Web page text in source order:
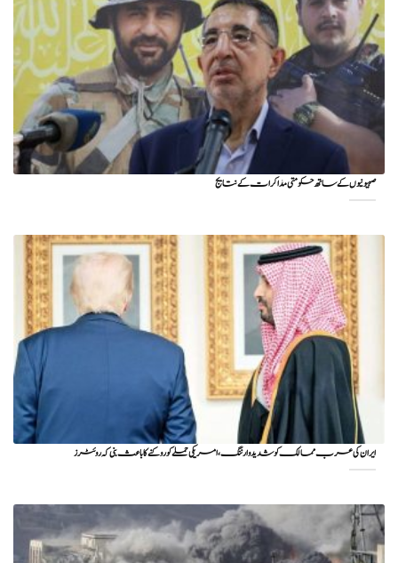
صہیونیوں کے ساتھ حکومتی مذاکرات کے نتایج
ایران کی عرب ممالک کو شدید وارننگ، امریکی حملے کو روکنے کا باعث بنی کہ روئٹرز